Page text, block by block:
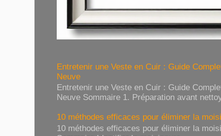
Entretenir une Veste en Cuir : Guide
Neuve
Entretenir une Veste en Cuir : Guide
Neuve Sommaire 1. Préparation avant
10 méthodes efficaces pour éliminer la
10 méthodes efficaces pour éliminer la